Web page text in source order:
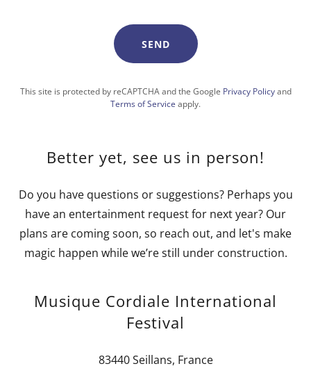
SEND
This site is protected by reCAPTCHA and the Google Privacy Policyand
Terms of Service apply.
Better yet, see us in person!
Do you have questions or suggestions? Perhaps you
have an entertainment request for next year? Our
plans are coming soon, so reach out, and let's make
magic happen while we’re still under construction.
Musique Cordiale International
Festival
83440 Seillans, France